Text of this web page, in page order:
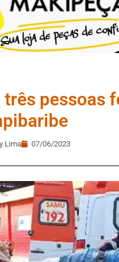
pessoas
Lima 07/06/2023